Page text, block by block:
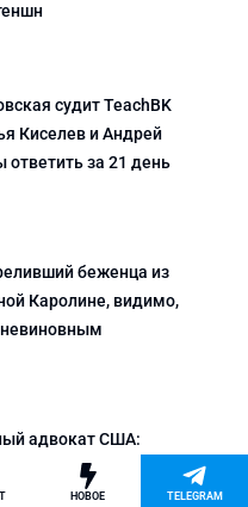
судит TeachBK
Киселев и Андрей
за 21 день
беженца из
Каролине, видимо,
невиновным
адвокат США:
от
Law Group –
НОВОЕ TELEGRAM